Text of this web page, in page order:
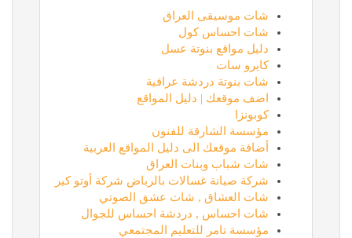
شات موسيقى العراق
شات احساس كول
دليل مواقع بنوتة عسل
كايرو سات
شات بنوتة دردشة عراقية
اضف موقعك | دليل المواقع
كوبونزا
مؤسسة الشارقة للفنون
أضافة موقعك الى دليل المواقع العربية
شات شباب وبنات العراق
شركة صيانة غسالات بالرياض شركة أوتو كير
شات العشاق , شات عشق الصوتي
شات احساس , دردشة احساس للجوال
مؤسسة تامر للتعليم المجتمعي